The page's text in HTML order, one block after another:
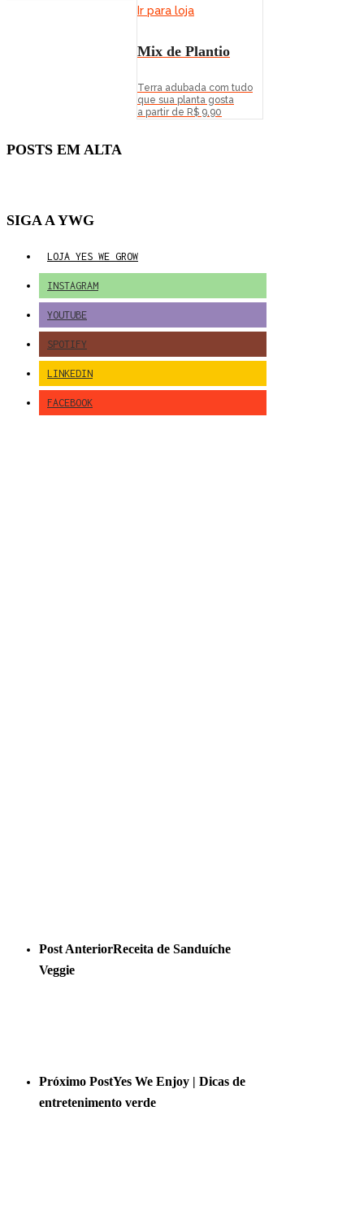
Ir para loja
Mix de Plantio
Terra adubada com tudo
que sua planta gosta
a partir de R$ 9,90
POSTS EM ALTA
SIGA A YWG
LOJA YES WE GROW
INSTAGRAM
YOUTUBE
SPOTIFY
LINKEDIN
FACEBOOK
Post AnteriorReceita de Sanduíche
Veggie
Próximo PostYes We Enjoy | Dicas de
entretenimento verde